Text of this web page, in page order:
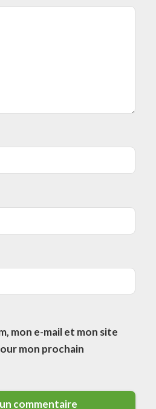
mon e-mail et mon site
mon prochain